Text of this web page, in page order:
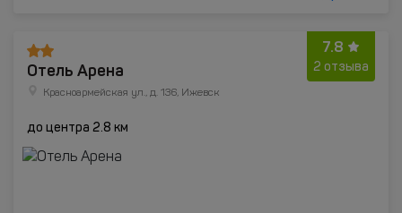
7.8
2 отзыва
Отель Арена
Красноармейская ул., д. 136, Ижевск
до центра 2.8 км